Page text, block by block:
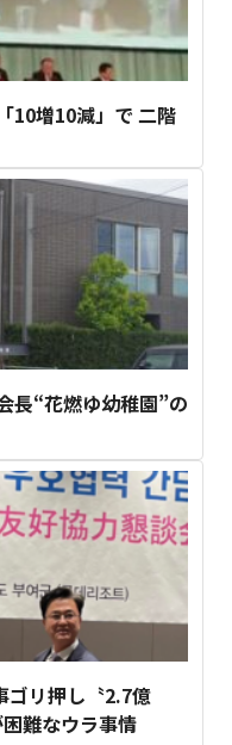
10増10減」で 二階
長“花燃ゆ幼稚園”の
ゴリ押し〝2.7億
難なウラ事情